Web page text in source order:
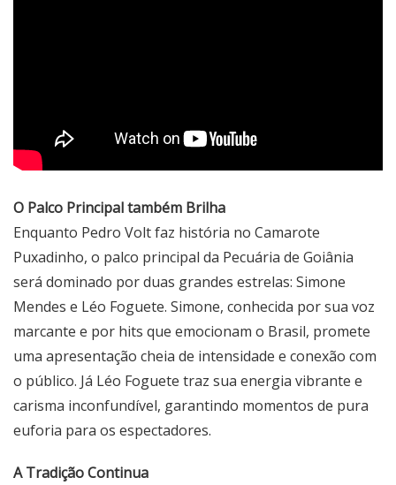
O Palco Principal também Brilha
Enquanto Pedro Volt faz história no Camarote
Puxadinho, o palco principal da Pecuária de Goiânia
será dominado por duas grandes estrelas: Simone
Mendes e Léo Foguete. Simone, conhecida por sua voz
marcante e por hits que emocionam o Brasil, promete
uma apresentação cheia de intensidade e conexão com
o público. Já Léo Foguete traz sua energia vibrante e
carisma inconfundível, garantindo momentos de pura
euforia para os espectadores.
A Tradição Continua